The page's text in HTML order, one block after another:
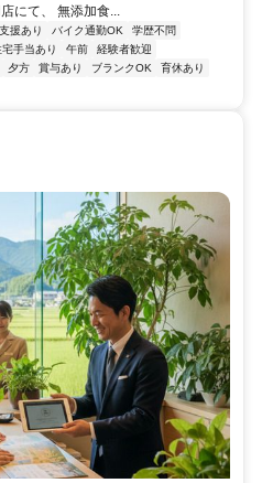
にて、 無添加食...
援あり バイク通勤OK
学歴不問
宅手当あり 午前
経験者歓迎
夕方 賞与あり ブランクOK
育休あり